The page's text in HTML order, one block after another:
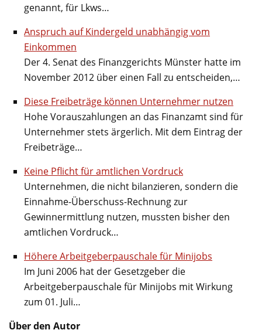
genannt, für Lkws…
Anspruch auf Kindergeld unabhängig vom
Einkommen
Der 4. Senat des Finanzgerichts Münster hatte im
November 2012 über einen Fall zu entscheiden,…
Diese Freibeträge können Unternehmer nutzen
Hohe Vorauszahlungen an das Finanzamt sind für
Unternehmer stets ärgerlich. Mit dem Eintrag der
Freibeträge…
Keine Pflicht für amtlichen Vordruck
Unternehmen, die nicht bilanzieren, sondern die
Einnahme-Überschuss-Rechnung zur
Gewinnermittlung nutzen, mussten bisher den
amtlichen Vordruck…
Höhere Arbeitgeberpauschale für Minijobs
Im Juni 2006 hat der Gesetzgeber die
Arbeitgeberpauschale für Minijobs mit Wirkung
zum 01. Juli…
Über den Autor